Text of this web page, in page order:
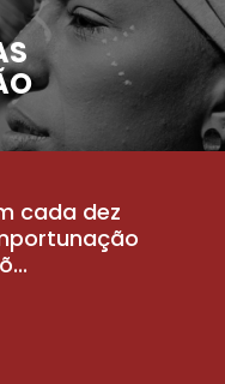
cada dez